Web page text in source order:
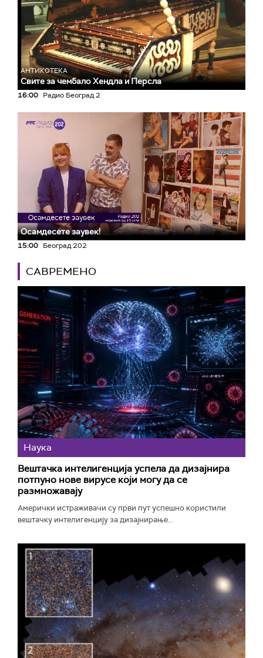
АНТИКОТЕКА
Свите за чембало Хендла и Персла
16:00 Радио Београд 2
Осамдесете заувек!
15:00 Београд 202
САВРЕМЕНО
Наука
Вештачка интелигенција успела да дизајнира
потпуно нове вирусе који могу да се
размножавају
Амерички истраживачи су први пут успешно користили
вештачку интелигенцију за дизајнирање...